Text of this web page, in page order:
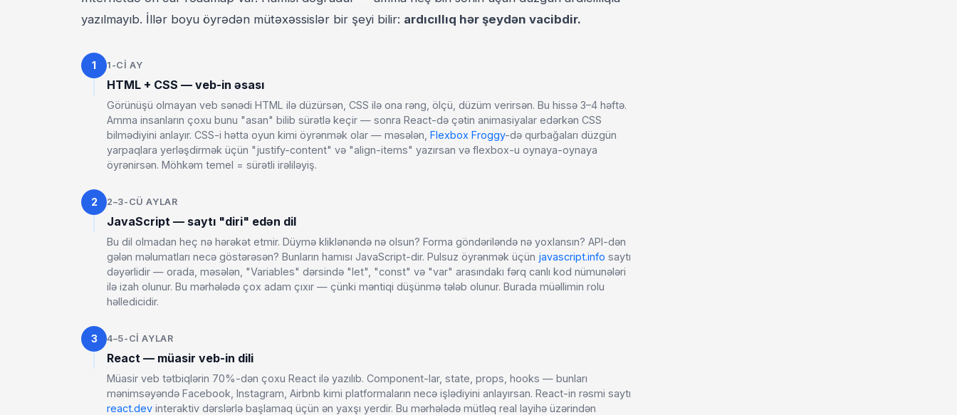
yazılmayıb. İllər boyu öyrədən mütəxəssislər bir şeyi bilir: ardıcıllıq hər şeydən vacibdir.
1 1-CI AY
HTML + CSS — veb-in əsası
Görünüşü olmayan veb sənədi HTML ilə düzürsən, CSS ilə ona rəng, ölçü, düzüm verirsən. Bu hissə 3–4 həftə.
Amma insanların çoxu bunu "asan" bilib sürətlə keçir — sonra React-də çətin animasiyalar edərkən CSS
bilmədiyini anlayır. CSS-i hətta oyun kimi öyrənmək olar — məsələn, Flexbox Froggy-də qurbağaları düzgün
yarpaqlara yerləşdirmək üçün "justify-content" və "align-items" yazırsan və flexbox-u oynaya-oynaya
öyrənirsən. Möhkəm temel = sürətli irəliləyiş.
2 2–3-CÜ AYLAR
JavaScript — saytı "diri" edən dil
Bu dil olmadan heç nə hərəkət etmir. Düymə kliklənəndə nə olsun? Forma göndəriləndə nə yoxlansın? API-dən
gələn məlumatları necə göstərəsən? Bunların hamısı JavaScript-dir. Pulsuz öyrənmək üçün javascript.info saytı
dəyərlidir — orada, məsələn, "Variables" dərsində "let", "const" və "var" arasındakı fərq canlı kod nümunələri
ilə izah olunur. Bu mərhələdə çox adam çıxır — çünki məntiqi düşünmə tələb olunur. Burada müəllimin rolu
həlledicidir.
3 4–5-CI AYLAR
React — müasir veb-in dili
Müasir veb tətbiqlərin 70%-dən çoxu React ilə yazılıb. Component-lar, state, props, hooks — bunları
mənimsəyəndə Facebook, Instagram, Airbnb kimi platformaların necə işlədiyini anlayırsan. React-in rəsmi saytı
react.dev interaktiv dərslərlə başlamaq üçün ən yaxşı yerdir. Bu mərhələdə mütləq real layihə üzərindən